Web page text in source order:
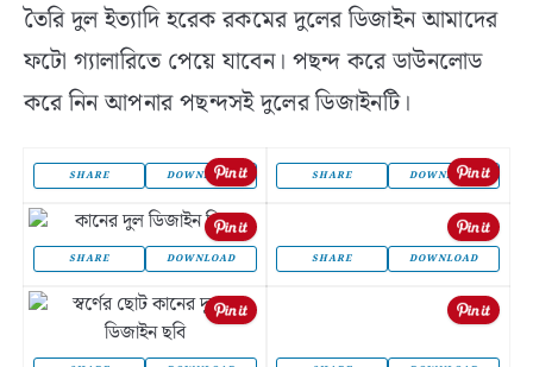
তৈরি দুল ইত্যাদি হরেক রকমের দুলের ডিজাইন আমাদের
ফটো গ্যালারিতে পেয়ে যাবেন। পছন্দ করে ডাউনলোড
করে নিন আপনার পছন্দসই দুলের ডিজাইনটি।
SHARE DOWNLOAD SHARE DOWNLOAD
SHARE DOWNLOAD SHARE DOWNLOAD